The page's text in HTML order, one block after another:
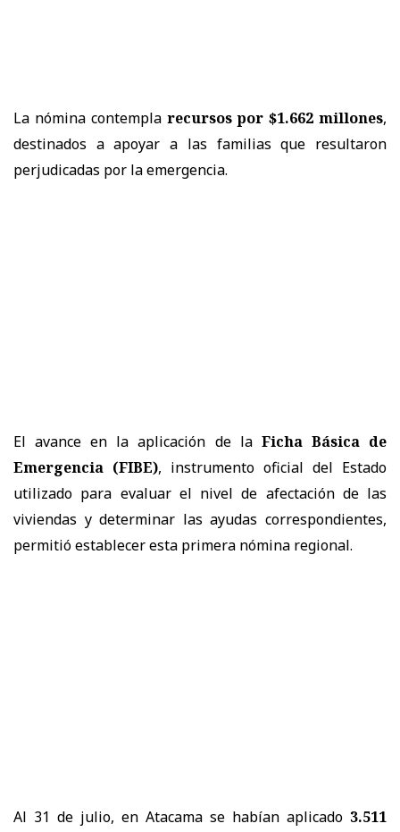
La nómina contempla recursos por $1.662 millones,
destinados a apoyar a las familias que resultaron
perjudicadas por la emergencia.
El avance en la aplicación de la Ficha Básica de
Emergencia (FIBE), instrumento oficial del Estado
utilizado para evaluar el nivel de afectación de las
viviendas y determinar las ayudas correspondientes,
permitió establecer esta primera nómina regional.
Al 31 de julio, en Atacama se habían aplicado 3.511